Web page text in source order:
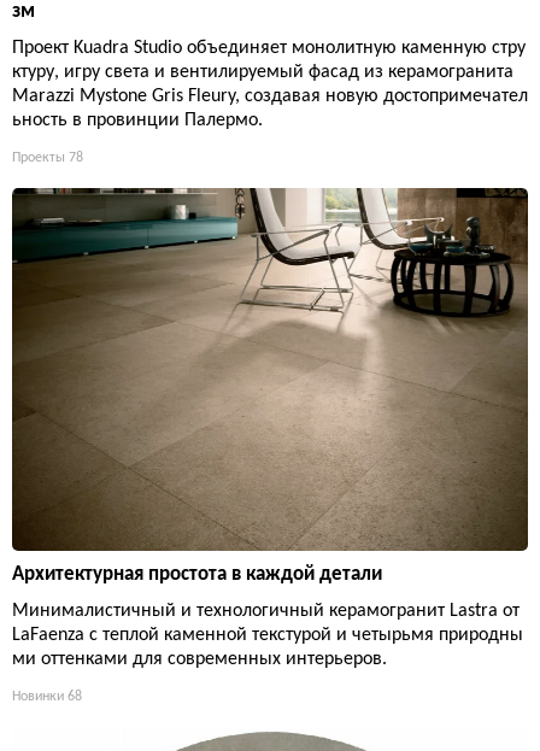
зм
Проект Kuadra Studio объединяет монолитную каменную стру
ктуру, игру света и вентилируемый фасад из керамогранита
Marazzi Mystone Gris Fleury, создавая новую достопримечател
ьность в провинции Палермо.
Проекты 78
Архитектурная простота в каждой детали
Минималистичный и технологичный керамогранит Lastra от
LaFaenza с теплой каменной текстурой и четырьмя природны
ми оттенками для современных интерьеров.
Новинки 68